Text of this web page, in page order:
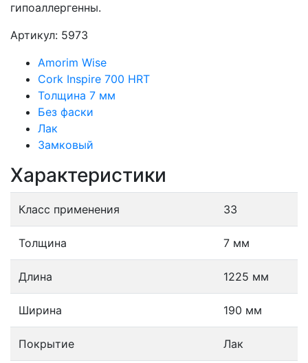
гипоаллергенны.
Артикул: 5973
Amorim Wise
Cork Inspire 700 HRT
Толщина 7 мм
Без фаски
Лак
Замковый
Характеристики
Класс применения 33
Толщина 7 мм
Длина 1225 мм
Ширина 190 мм
Покрытие Лак